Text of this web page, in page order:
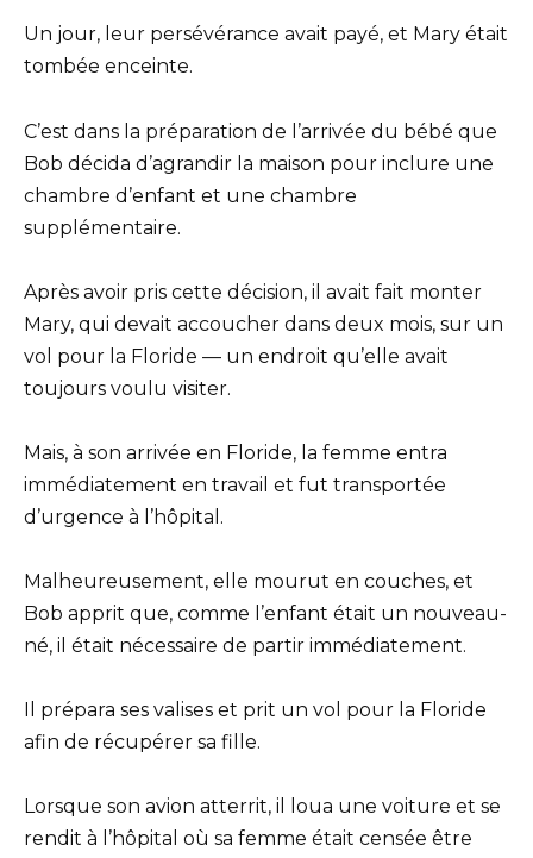
Un jour, leur persévérance avait payé, et Mary était
tombée enceinte.
C’est dans la préparation de l’arrivée du bébé que
Bob décida d’agrandir la maison pour inclure une
chambre d’enfant et une chambre
supplémentaire.
Après avoir pris cette décision, il avait fait monter
Mary, qui devait accoucher dans deux mois, sur un
vol pour la Floride — un endroit qu’elle avait
toujours voulu visiter.
Mais, à son arrivée en Floride, la femme entra
immédiatement en travail et fut transportée
d’urgence à l’hôpital.
Malheureusement, elle mourut en couches, et
Bob apprit que, comme l’enfant était un nouveau-
né, il était nécessaire de partir immédiatement.
Il prépara ses valises et prit un vol pour la Floride
afin de récupérer sa fille.
Lorsque son avion atterrit, il loua une voiture et se
rendit à l’hôpital où sa femme était censée être